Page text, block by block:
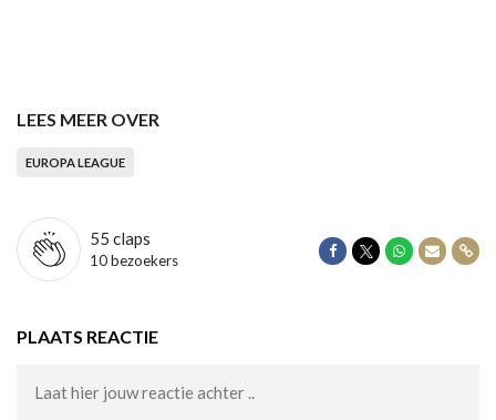
LEES MEER OVER
EUROPA LEAGUE
55 claps
10 bezoekers
Delen op Facebook
Delen op Twitter
Delen op
Delen
PLAATS REACTIE